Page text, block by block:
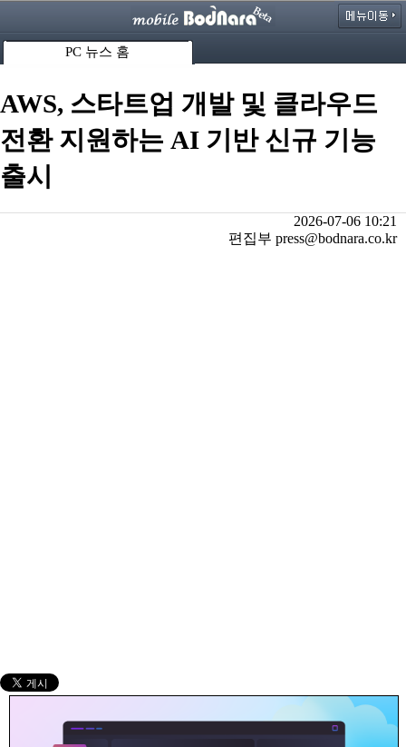
PC 뉴스 홈
AWS, 스타트업 개발 및 클라우드
전환 지원하는 AI 기반 신규 기능
출시
2026-07-06 10:21
편집부 press@bodnara.co.kr